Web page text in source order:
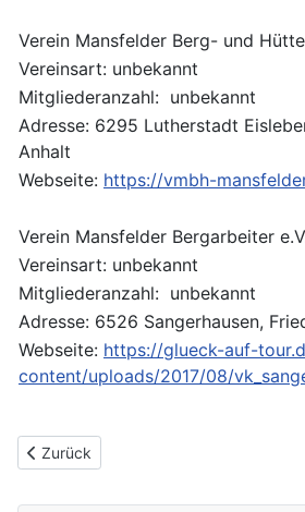
Verein Mansfelder Berg- und
Vereinsart: unbekannt
Mitgliederanzahl: unbekannt
Adresse: 6295 Lutherstadt
Anhalt
Webseite: https://vmbh-
Verein Mansfelder Bergarbeiter
Vereinsart: unbekannt
Mitgliederanzahl: unbekannt
Adresse: 6526 Sangerhausen,
Webseite: https://glueck-auf-
content/uploads/2017/08/
Vorheriger Beitrag: Bergmanns-,
Zurück